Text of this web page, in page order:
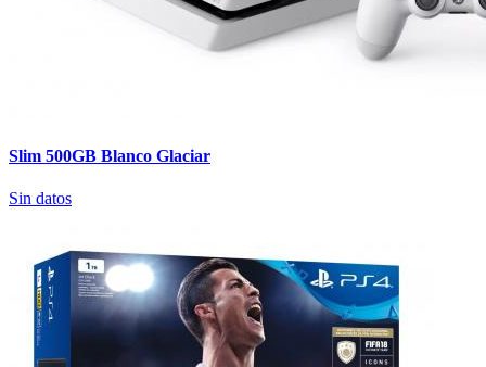
Slim 500GB Blanco Glaciar
Sin datos